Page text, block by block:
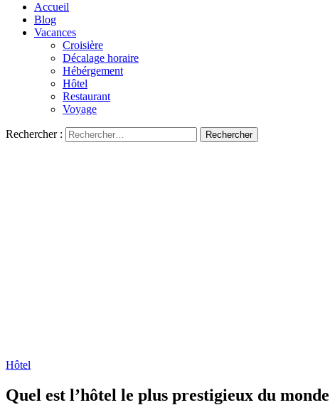
Accueil
Blog
Vacances
Croisière
Décalage horaire
Hébérgement
Hôtel
Restaurant
Voyage
Rechercher :
Hôtel
Quel est l’hôtel le plus prestigieux du